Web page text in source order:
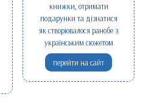
книжки, отримати
подарунки та дізнатися
як створювалося ранобе з
українським сюжетом
перейти на сайт